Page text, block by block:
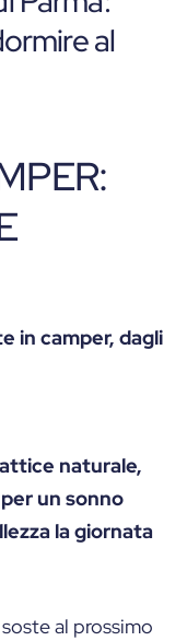
al
in camper, dagli
naturale,
un sonno
la giornata
al prossimo